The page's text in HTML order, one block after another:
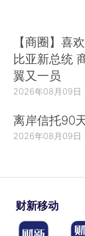
【商圈】喜
比亚新总统
翼又一员
2026年08月09日
离岸信托90
2026年08月09日
财新移动